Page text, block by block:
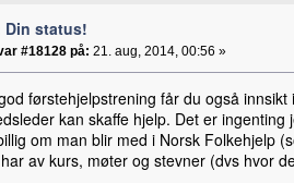
Din status!
#18128 på: 21. aug, 2014, 00:56 »
førstehjelpstrening får du også
kan skaffe hjelp. Det er
om man blir med i Norsk Folkehjelp
har av kurs, møter og stevner (dvs hvor